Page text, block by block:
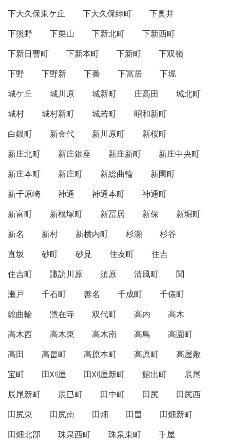
下大久保東ケ丘
下大久保緑町
下奥井
下熊野
下栗山 下新北町
下新西町
下新日曹町
下新本町 下新町
下双嶺
下野
下野新 下番 下冨居
下堀
城ケ丘
城川原 城新町 庄高田
城北町
城村
城村新町 城若町
昭和新町
白銀町
新金代 新川原町
新桜町
新庄北町
新庄銀座 新庄新町
新庄中央町
新庄本町
新庄町 新総曲輪
新園町
新千原崎
神通 神通本町
神通町
新富町
新根塚町 新冨居 新保
新堀町
新名
新村 新横内町 杉瀬
杉谷
直坂
砂町 砂見 住友町
住吉
住吉町
諏訪川原 須原 清風町
関
瀬戸
千石町 善名 千成町
千俵町
総曲輪
惣在寺 双代町 高内
高木
高木西
高木東 高木南 高島
高園町
高田
高畠町 高原本町 高原町
高屋敷
宝町
田刈屋 田刈屋新町 館出町
辰尾
辰尾新町
辰巳町 田中町 田尻
田尻西
田尻東
田尻南 田畑 田畠
田畑新町
田畑北部
珠泉西町 珠泉東町
手屋